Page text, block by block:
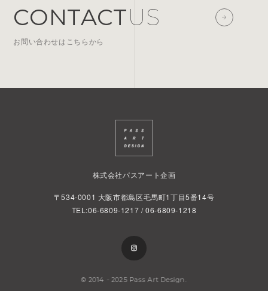
© 2014 - 2025 Pass Art Design.
CONTACTUS
お問い合わせはこちらから
株式会社パスアート企画
〒534-0001 大阪市都島区毛馬町1丁目5番14号
TEL:06-6809-1217 / 06-6809-1218